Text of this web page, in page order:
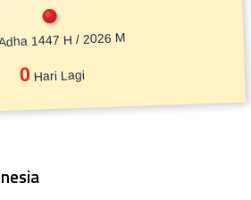
1447 H / 2026 M
0 Hari Lagi